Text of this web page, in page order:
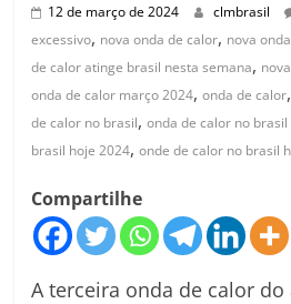
12 de março de 2024 clmbrasil
excessivo, nova onda de calor, nova
de calor atinge brasil nesta semana,
onda de calor março 2024,onda de calor
de calor no brasil,onda de calor no brasil
brasil hoje 2024,onde de calor no brasil
Compartilhe
A terceira onda de calor